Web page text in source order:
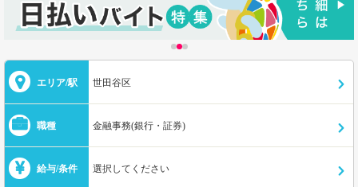
エリア/駅 世田谷区
職種 金融事務(銀行・証券)
給与/条件 選択してください